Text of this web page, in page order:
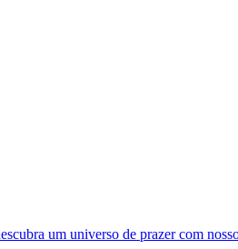
um universo de prazer com